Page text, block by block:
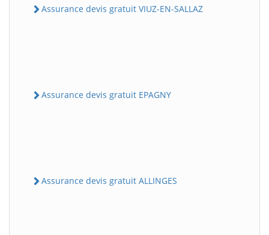
Assurance devis gratuit VIUZ-EN-SALLAZ
Assurance devis gratuit EPAGNY
Assurance devis gratuit ALLINGES